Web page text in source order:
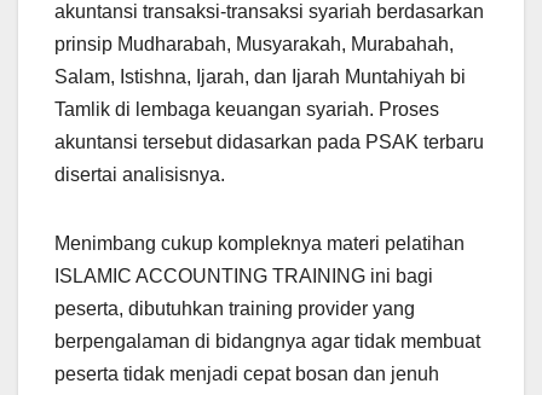
akuntansi transaksi-transaksi syariah berdasarkan
prinsip Mudharabah, Musyarakah, Murabahah,
Salam, Istishna, Ijarah, dan Ijarah Muntahiyah bi
Tamlik di lembaga keuangan syariah. Proses
akuntansi tersebut didasarkan pada PSAK terbaru
disertai analisisnya.
Menimbang cukup kompleknya materi pelatihan
ISLAMIC ACCOUNTING TRAINING ini bagi
peserta, dibutuhkan training provider yang
berpengalaman di bidangnya agar tidak membuat
peserta tidak menjadi cepat bosan dan jenuh